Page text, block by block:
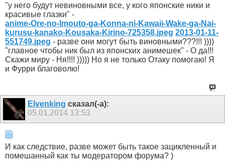
"у него будут невиновными все, у кого японские ники и
красивые глазки" -
anime-Ore-no-Imouto-ga-Konna-ni-Kawaii-Wake-ga-Nai-
kurusu-kanako-Kousaka-Kirino-725358.jpeg 2013-01-11-
551749.jpeg - разве они могут быть виновными???!!! ))))
"главное чтобы ник был из японских анимешек" - О да!!!
Скажи миру - Ня!!!! ))))) Но я не только Отаку помогаю! Я
и Фурри благоволю!
Elvenking сказал(-а):
05.01.2014 13:53
И как следствие, разве может быть такое зацикленный и
помешанный как ты модератором форума? )